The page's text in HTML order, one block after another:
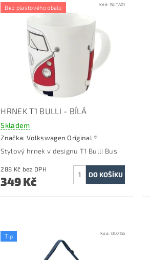
Bez plastového obalu Kód: BUTA01
HRNEK T1 BULLI - BÍLÁ
Skladem
Značka: Volkswagen Original ®
Stylový hrnek v designu T1 Bulli Bus.
288 Kč bez DPH
349 Kč
Tip Kód: OL0155